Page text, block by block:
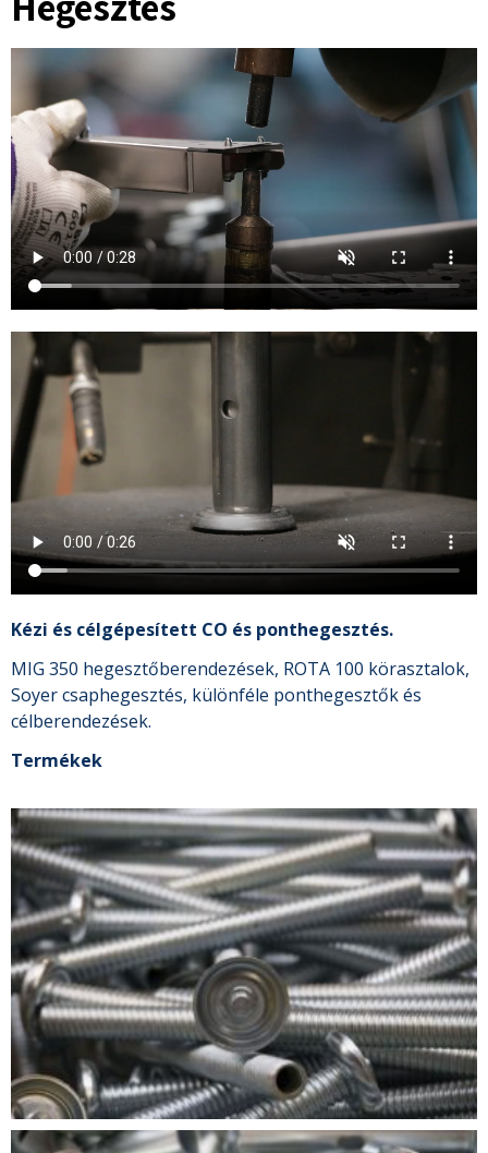
Kézi és célgépesített CO és ponthegesztés.
MIG 350 hegesztőberendezések, ROTA 100 körasztalok,
Soyer csaphegesztés, különféle ponthegesztők és
célberendezések.
Termékek